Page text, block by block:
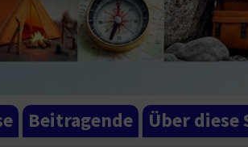
Beitragende Über diese